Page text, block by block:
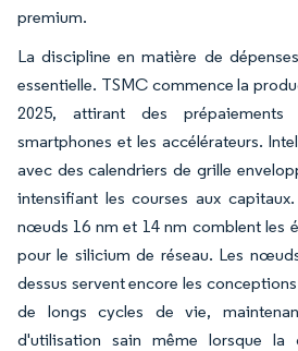
premium.
La discipline en matière de
essentielle. TSMC commence la
2025, attirant des
smartphones et les accélérateurs.
avec des calendriers de grille
intensifiant les courses aux
nœuds 16 nm et 14 nm comblent les
pour le silicium de réseau. Les
dessus servent encore les
de longs cycles de vie,
d'utilisation sain même lorsque la